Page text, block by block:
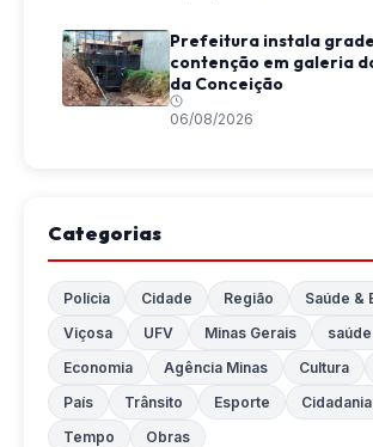
Prefeitura instala
contenção em galeria
da Conceição
06/08/2026
Categorias
Polícia Cidade Região
Saúde &
Viçosa
UFV Minas Gerais saúde
Economia
Agência Minas Cultura
País
Trânsito Esporte Cidadania
Tempo
Obras